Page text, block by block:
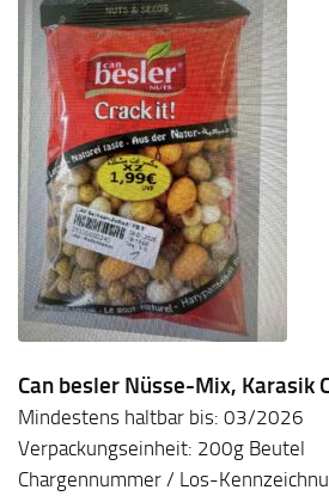
Can besler Nüsse-Mix, Karasik
Mindestens haltbar bis: 03/2026
Verpackungseinheit: 200g Beutel
Chargennummer / Los-